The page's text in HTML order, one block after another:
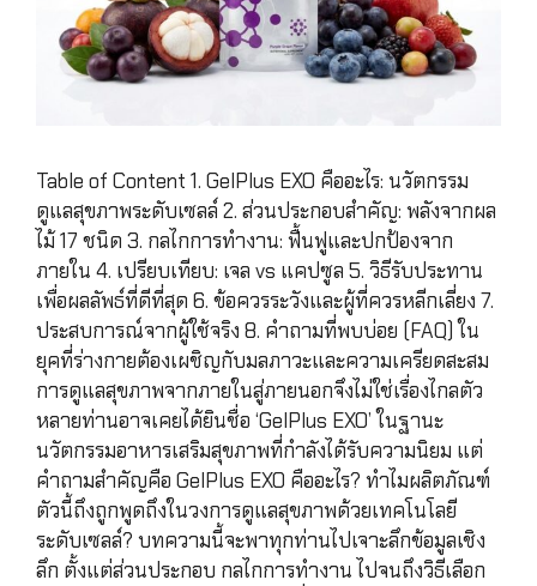
Table of Content 1. GelPlus EXO คืออะไร: นวัตกรรม
ดูแลสุขภาพระดับเซลล์ 2. ส่วนประกอบสำคัญ: พลังจากผล
ไม้ 17 ชนิด 3. กลไกการทำงาน: ฟื้นฟูและปกป้องจาก
ภายใน 4. เปรียบเทียบ: เจล vs แคปซูล 5. วิธีรับประทาน
เพื่อผลลัพธ์ที่ดีที่สุด 6. ข้อควรระวังและผู้ที่ควรหลีกเลี่ยง 7.
ประสบการณ์จากผู้ใช้จริง 8. คำถามที่พบบ่อย (FAQ) ใน
ยุคที่ร่างกายต้องเผชิญกับมลภาวะและความเครียดสะสม
การดูแลสุขภาพจากภายในสู่ภายนอกจึงไม่ใช่เรื่องไกลตัว
หลายท่านอาจเคยได้ยินชื่อ ‘GelPlus EXO’ ในฐานะ
นวัตกรรมอาหารเสริมสุขภาพที่กำลังได้รับความนิยม แต่
คำถามสำคัญคือ GelPlus EXO คืออะไร? ทำไมผลิตภัณฑ์
ตัวนี้ถึงถูกพูดถึงในวงการดูแลสุขภาพด้วยเทคโนโลยี
ระดับเซลล์? บทความนี้จะพาทุกท่านไปเจาะลึกข้อมูลเชิง
ลึก ตั้งแต่ส่วนประกอบ กลไกการทำงาน ไปจนถึงวิธีเลือก